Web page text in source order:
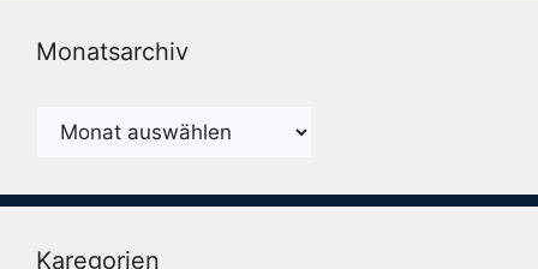
Monatsarchiv
Monatsarchiv
Karegorien